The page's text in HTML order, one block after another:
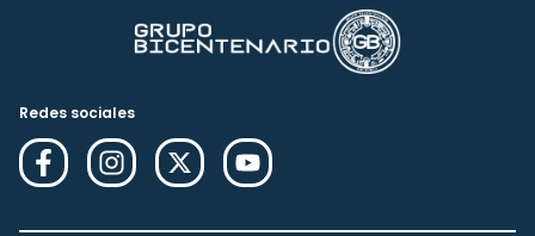
Redes sociales